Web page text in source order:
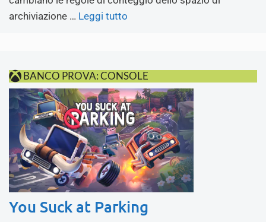
archiviazione … Leggi tutto
BANCO PROVA: CONSOLE
You Suck at Parking